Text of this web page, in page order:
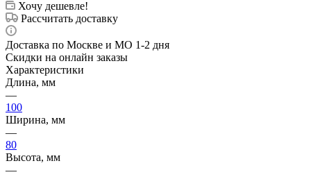
Хочу дешевле!
Рассчитать доставку
Доставка по Москве и МО 1-2 дня
Скидки на онлайн заказы
Характеристики
Длина, мм
—
100
Ширина, мм
—
80
Высота, мм
—